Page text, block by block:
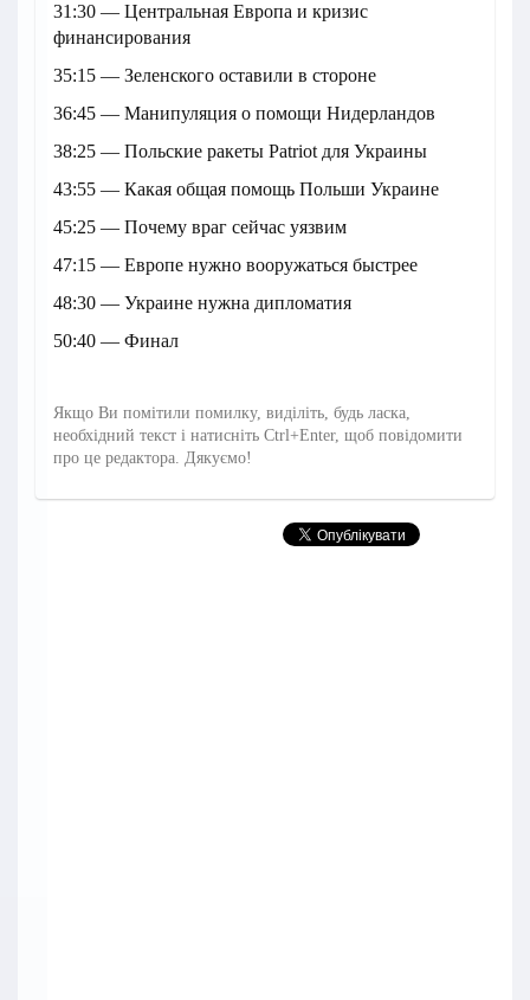
31:30 — Центральная Европа и кризис
финансирования
35:15 — Зеленского оставили в стороне
36:45 — Манипуляция о помощи Нидерландов
38:25 — Польские ракеты Patriot для Украины
43:55 — Какая общая помощь Польши Украине
45:25 — Почему враг сейчас уязвим
47:15 — Европе нужно вооружаться быстрее
48:30 — Украине нужна дипломатия
50:40 — Финал
Якщо Ви помітили помилку, виділіть, будь ласка,
необхідний текст і натисніть Ctrl+Enter, щоб повідомити
про це редактора. Дякуємо!